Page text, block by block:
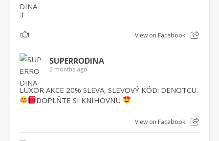
:)
1 View on Facebook
SUPERRODINA
2 months ago
LUXOR AKCE 20% SLEVA, SLEVOVÝ KÓD: DENOTCU.
DOPLŇTE SI KNIHOVNU
View on Facebook